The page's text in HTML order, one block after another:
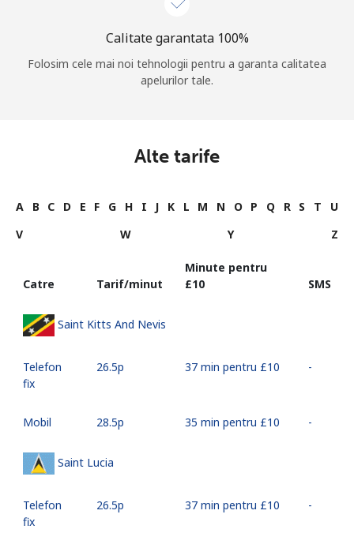
Calitate garantata 100%
Folosim cele mai noi tehnologii pentru a garanta calitatea
apelurilor tale.
Alte tarife
A B C D E F G H I J K L M N O P Q R S T
U
V
W Y Z
Catre Tarif/minut
Minute pentru
⁦£10⁩
SMS
Saint Kitts And Nevis
Telefon
fix
⁦26.5p⁩ 37 min pentru ⁦£10⁩ -
Mobil ⁦28.5p⁩ 35 min pentru ⁦£10⁩ -
Saint Lucia
Telefon
fix
⁦26.5p⁩ 37 min pentru ⁦£10⁩ -